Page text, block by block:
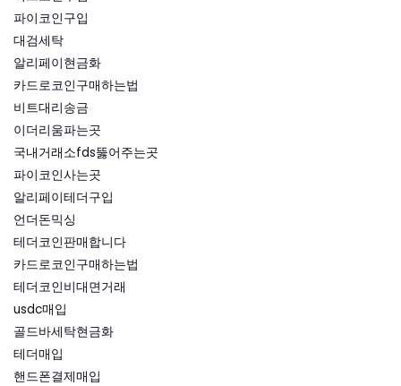
파이코인구입
대검세탁
알리페이현금화
카드로코인구매하는법
비트대리송금
이더리움파는곳
국내거래소fds뚫어주는곳
파이코인사는곳
알리페이테더구입
언더돈믹싱
테더코인판매합니다
카드로코인구매하는법
테더코인비대면거래
usdc매입
골드바세탁현금화
테더매입
핸드폰결제매입